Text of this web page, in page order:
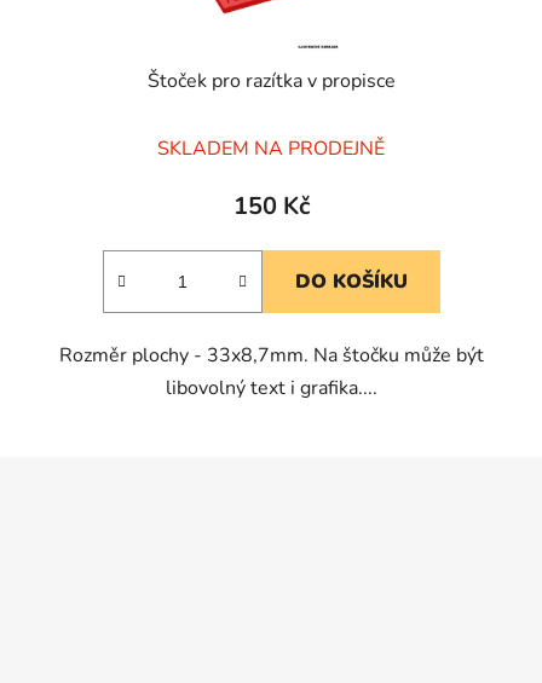
Štoček pro razítka v propisce
hodnocení
produktu
5,0
hvězdiček.
SKLADEM NA PRODEJNĚ
150 Kč
DO KOŠÍKU
Rozměr plochy - 33x8,7mm. Na štočku může být
libovolný text i grafika....